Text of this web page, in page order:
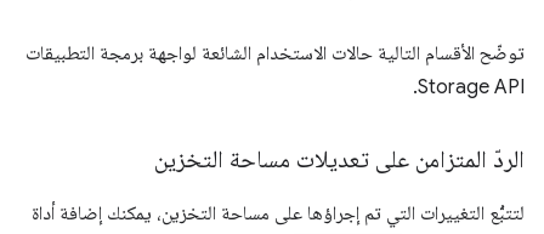
توضّح الأقسام التالية حالات الاستخدام الشائعة لواجهة برمجة التطبيقات
Storage API.
الردّ المتزامن على تعديلات مساحة التخزين
لتتبُّع التغييرات التي تم إجراؤها على مساحة التخزين، يمكنك إضافة أداة